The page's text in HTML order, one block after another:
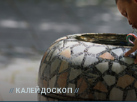
КАЛЕЙДОСКОП